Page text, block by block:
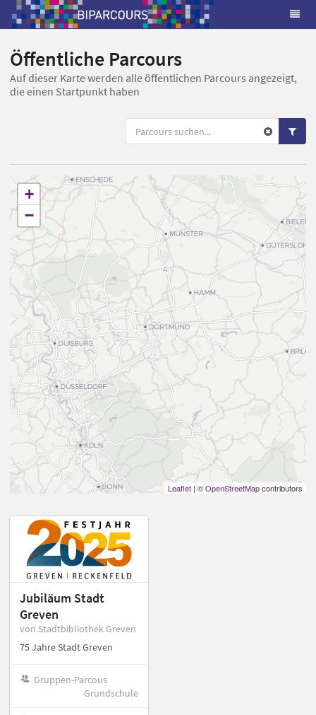
Öffentliche Parcours
Auf dieser Karte werden alle öffentlichen Parcours angezeigt,
die einen Startpunkt haben
+
−
Leaflet | ©OpenStreetMapcontributors
Jubiläum Stadt
Greven
von Stadtbibliothek Greven
75 Jahre Stadt Greven
Gruppen-Parcous
Grundschule